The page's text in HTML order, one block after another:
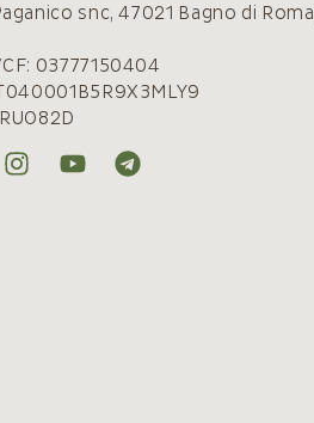
snc, 47021 Bagno di
03777150404